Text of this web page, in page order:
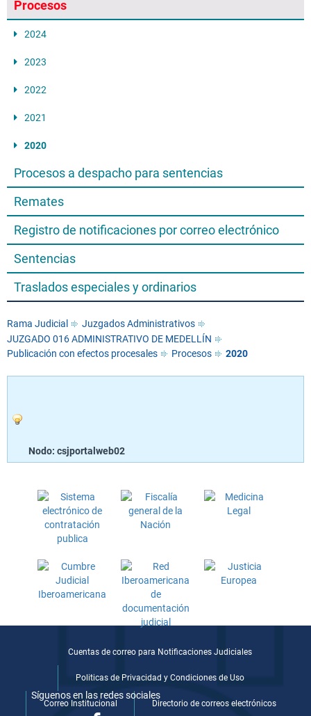
Procesos
2024
2023
2022
2021
2020
Procesos a despacho para sentencias
Remates
Registro de notificaciones por correo electrónico
Sentencias
Traslados especiales y ordinarios
Rama Judicial
Juzgados Administrativos
JUZGADO 016 ADMINISTRATIVO DE MEDELLÍN
Publicación con efectos procesales
Procesos 2020
Nodo: csjportalweb02
Cuentas de correo para Notificaciones Judiciales
Politicas de Privacidad y Condiciones de Uso
Correo Institucional Directorio de correos electrónicos
Síguenos en las redes sociales